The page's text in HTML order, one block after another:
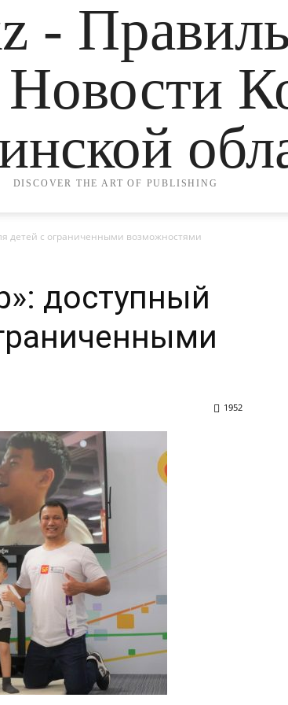
-
Новости
DISCOVER THE ART OF PUBLISHING
детей с ограниченными возможностями
доступный
1952